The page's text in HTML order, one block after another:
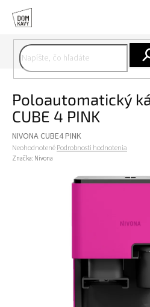
obsah
Poloautomatický
CUBE 4 PINK
NIVONA CUBE4 PINK
Priemerné
hodnotenie
NeohodnotenéPodrobnosti hodnotenia
Značka: Nivona